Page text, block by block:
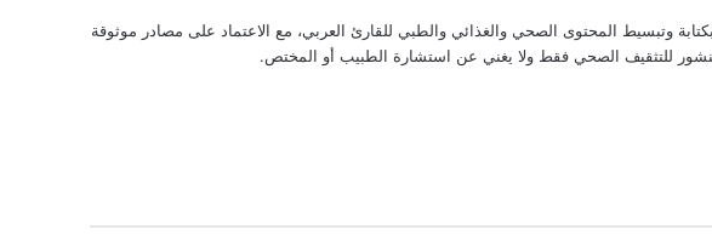
وتبسيط المحتوى الصحي والغذائي والطبي للقارئ العربي، مع الاعتماد على مصادر موثوقة
للتثقيف الصحي فقط ولا يغني عن استشارة الطبيب أو المختص.